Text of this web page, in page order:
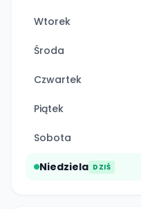
Wtorek
Środa
Czwartek
Piątek
Sobota
Niedziela DZIŚ